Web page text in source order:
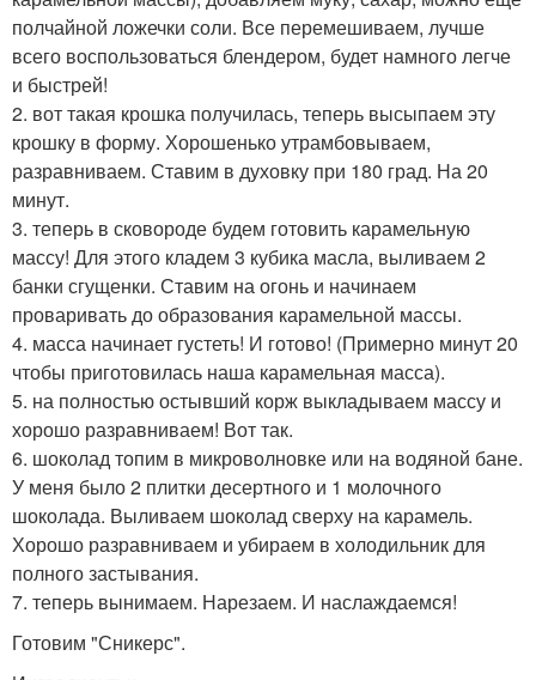
полчайной ложечки соли. Все перемешиваем, лучше
всего воспользоваться блендером, будет намного легче
и быстрей!
2. вот такая крошка получилась, теперь высыпаем эту
крошку в форму. Хорошенько утрамбовываем,
разравниваем. Ставим в духовку при 180 град. На 20
минут.
3. теперь в сковороде будем готовить карамельную
массу! Для этого кладем 3 кубика масла, выливаем 2
банки сгущенки. Ставим на огонь и начинаем
проваривать до образования карамельной массы.
4. масса начинает густеть! И готово! (Примерно минут 20
чтобы приготовилась наша карамельная масса).
5. на полностью остывший корж выкладываем массу и
хорошо разравниваем! Вот так.
6. шоколад топим в микроволновке или на водяной бане.
У меня было 2 плитки десертного и 1 молочного
шоколада. Выливаем шоколад сверху на карамель.
Хорошо разравниваем и убираем в холодильник для
полного застывания.
7. теперь вынимаем. Нарезаем. И наслаждаемся!
Готовим "Сникерс".